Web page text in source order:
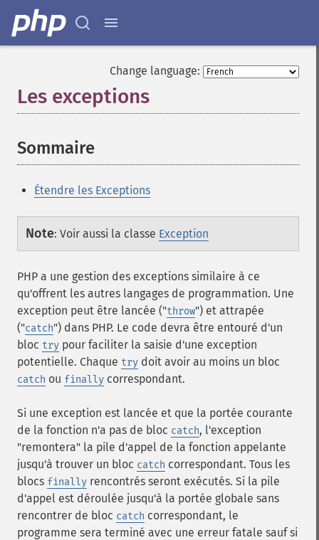
Change language:
Les exceptions
Sommaire
Étendre les Exceptions
Note: Voir aussi la classe Exception
PHP a une gestion des exceptions similaire à ce
qu'offrent les autres langages de programmation. Une
exception peut être lancée ("throw") et attrapée
("catch") dans PHP. Le code devra être entouré d'un
bloc try pour faciliter la saisie d'une exception
potentielle. Chaque try doit avoir au moins un bloc
catch ou finally correspondant.
Si une exception est lancée et que la portée courante
de la fonction n'a pas de bloc catch, l'exception
"remontera" la pile d'appel de la fonction appelante
jusqu'à trouver un bloc catch correspondant. Tous les
blocs finally rencontrés seront exécutés. Si la pile
d'appel est déroulée jusqu'à la portée globale sans
rencontrer de bloc catch correspondant, le
programme sera terminé avec une erreur fatale sauf si